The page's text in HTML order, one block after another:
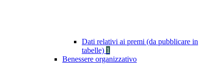
Dati relativi ai premi (da pubblicare in
tabelle) 1
Benessere organizzativo